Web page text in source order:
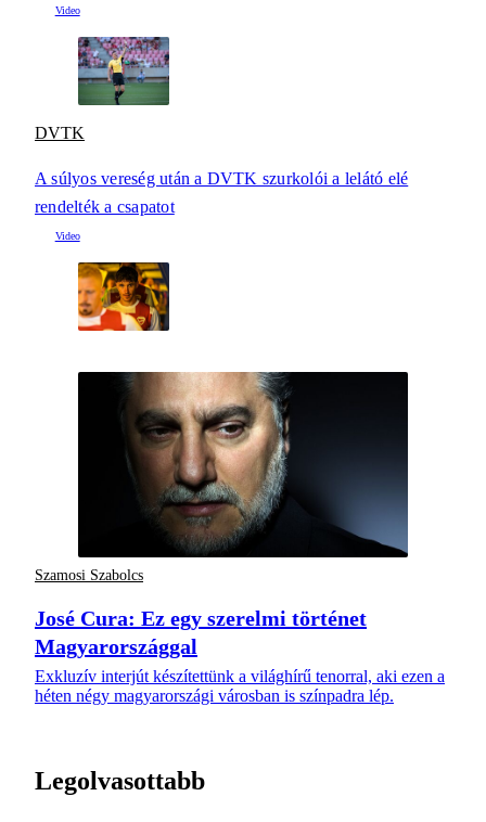
DVTK
A súlyos vereség után a DVTK szurkolói a lelátó elé
rendelték a csapatot
Szamosi Szabolcs
José Cura: Ez egy szerelmi történet
Magyarországgal
Exkluzív interjút készítettünk a világhírű tenorral, aki ezen a
héten négy magyarországi városban is színpadra lép.
Legolvasottabb